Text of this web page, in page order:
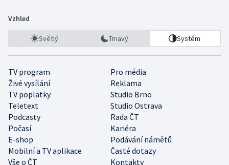
Vzhled
Světlý Tmavý Systém
TV program
Pro média
Živé vysílání
Reklama
TV poplatky
Studio Brno
Teletext
Studio Ostrava
Podcasty
Rada ČT
Počasí
Kariéra
E-shop
Podávání námětů
Mobilní a TV aplikace
Časté dotazy
Vše o ČT
Kontakty